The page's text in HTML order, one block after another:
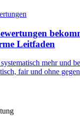
Leitfaden
mehr und
fair und ohne